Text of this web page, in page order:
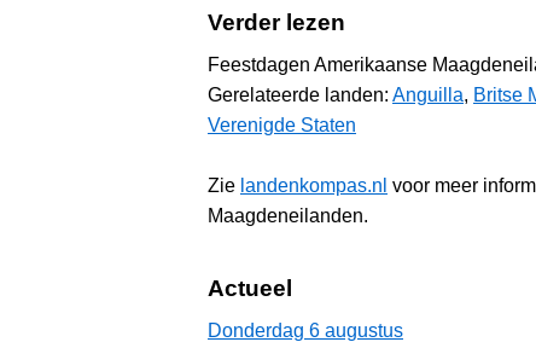
Verder lezen
Feestdagen Amerikaanse
Gerelateerde landen: Anguilla, Britse
Verenigde Staten
Zie landenkompas.nl voor meer
Maagdeneilanden.
Actueel
Donderdag 6 augustus